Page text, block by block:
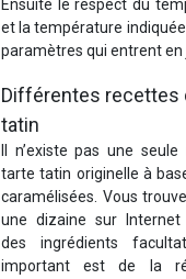
Ensuite le respect du
et la température indiquée
paramètres qui entrent en
Différentes recettes
tatin
Il n’existe pas une
tarte tatin originelle à
caramélisées. Vous
une dizaine sur
des ingrédients
important est de la